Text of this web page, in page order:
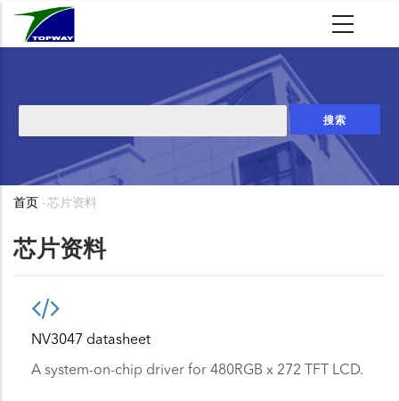
索
包
屑
首页 -芯片资料
芯片资料
NV3047 datasheet
A system-on-chip driver for 480RGB x 272 TFT LCD.